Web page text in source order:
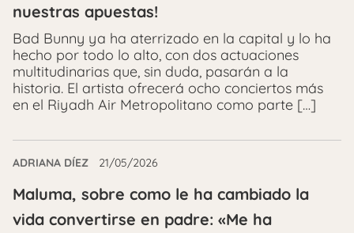
nuestras apuestas!
Bad Bunny ya ha aterrizado en la capital y lo ha
hecho por todo lo alto, con dos actuaciones
multitudinarias que, sin duda, pasarán a la
historia. El artista ofrecerá ocho conciertos más
en el Riyadh Air Metropolitano como parte […]
ADRIANA DÍEZ 21/05/2026
Maluma, sobre como le ha cambiado la
vida convertirse en padre: «Me ha